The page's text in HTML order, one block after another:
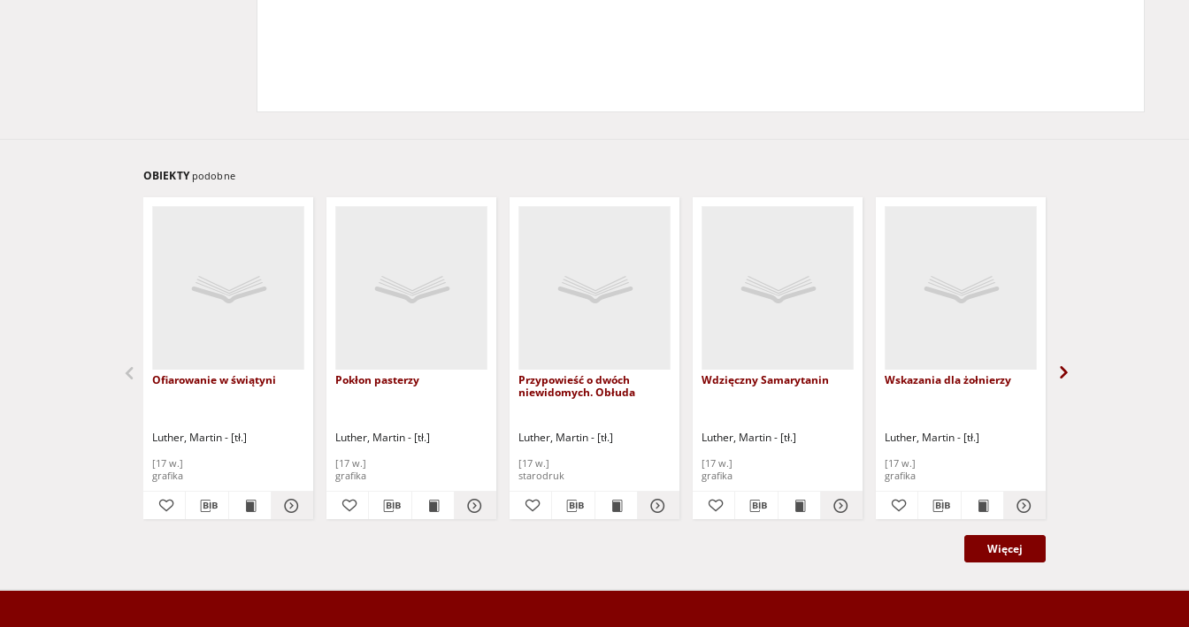
OBIEKTY podobne
Ofiarowanie w świątyni
Luther, Martin - [tł.]
[17 w.]
grafika
Pokłon pasterzy
Luther, Martin - [tł.]
[17 w.]
grafika
Przypowieść o dwóch
niewidomych. Obłuda
Luther, Martin - [tł.]
[17 w.]
starodruk
Wdzięczny Samarytanin
Luther, Martin - [tł.]
[17 w.]
grafika
Wskazania dla żołnierzy
Luther, Martin - [tł.]
[17 w.]
grafika
Więcej